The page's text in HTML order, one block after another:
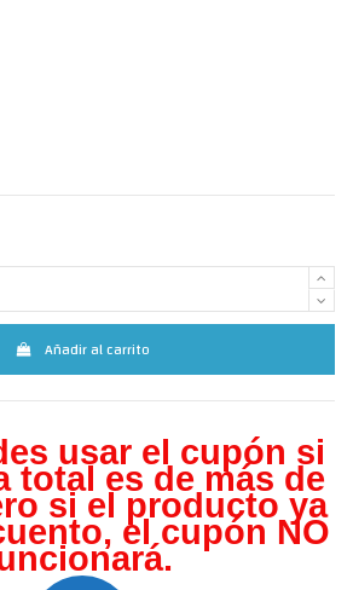
Añadir al carrito
usar el cupón si
total es de más de
si el producto ya
el cupón NO